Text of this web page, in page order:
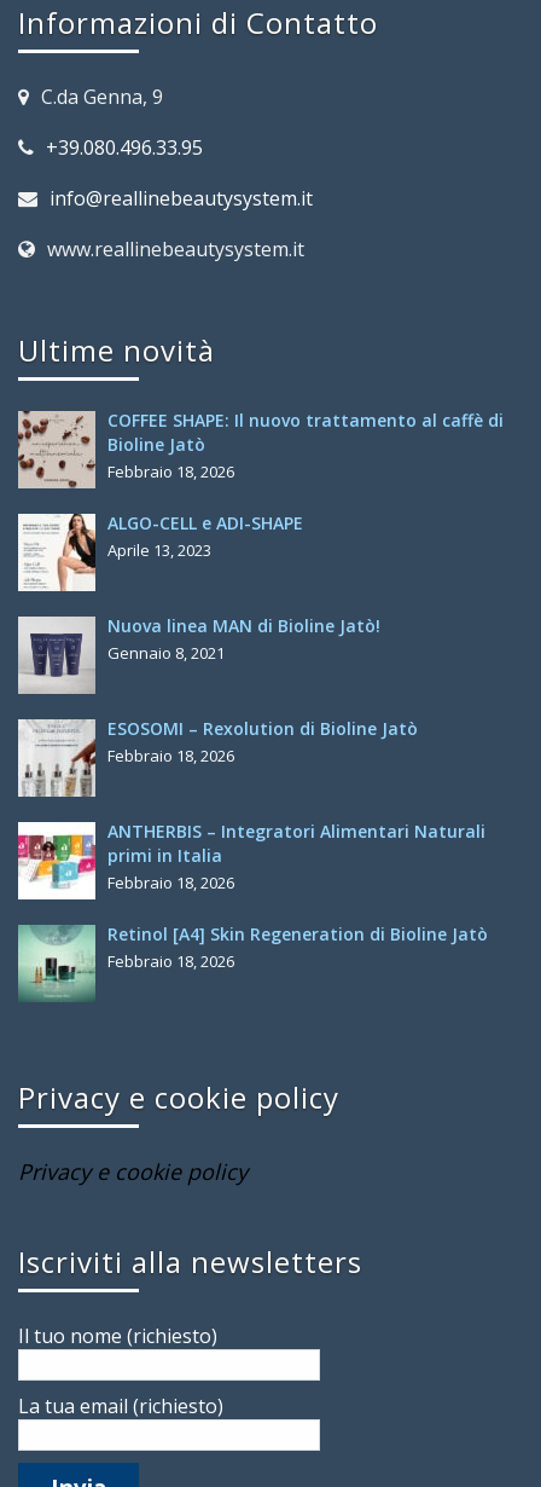
Informazioni di Contatto
C.da Genna, 9
+39.080.496.33.95
info@reallinebeautysystem.it
www.reallinebeautysystem.it
Ultime novità
COFFEE SHAPE: Il nuovo trattamento al caffè di
Bioline Jatò
Febbraio 18, 2026
ALGO-CELL e ADI-SHAPE
Aprile 13, 2023
Nuova linea MAN di Bioline Jatò!
Gennaio 8, 2021
ESOSOMI – Rexolution di Bioline Jatò
Febbraio 18, 2026
ANTHERBIS – Integratori Alimentari Naturali
primi in Italia
Febbraio 18, 2026
Retinol [A4] Skin Regeneration di Bioline Jatò
Febbraio 18, 2026
Privacy e cookie policy
Privacy e cookie policy
Iscriviti alla newsletters
Il tuo nome (richiesto)
La tua email (richiesto)